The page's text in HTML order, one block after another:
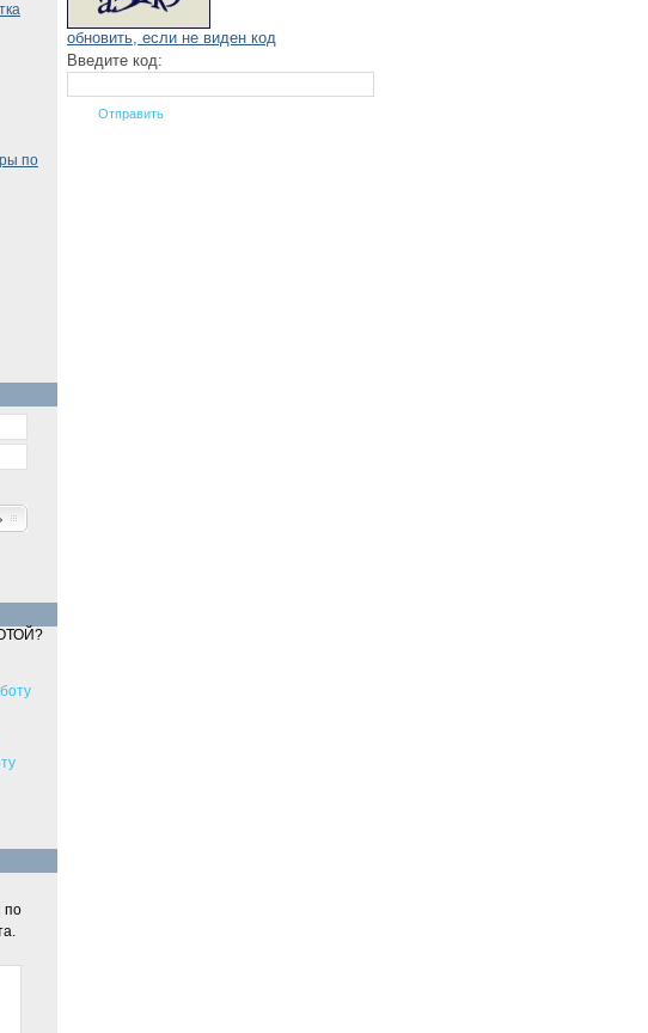
обновить, если не виден код
Введите код:
по
по